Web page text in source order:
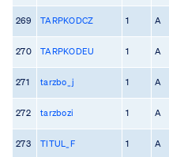
269 TARPKODCZ 1 A
270 TARPKODEU 1 A
271 tarzbo_j 1 A
272 tarzbozi 1 A
273 TITUL_F 1 A